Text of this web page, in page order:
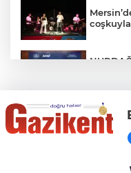
Halef
Anlamlı